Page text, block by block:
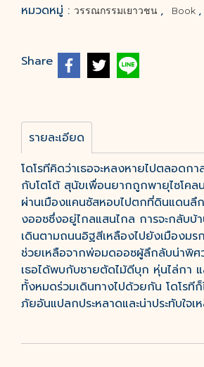
หมวดหมู่ : วรรณกรรมเยาวชน , Book ,
Share
รายละเอียด
โดโรทีคิดว่าเธอจะหลงหายไปตลอดกา
กับโตโต้ สุนัขเพื่อนยากถูกพายุไซโค
ผ่านเมืองแคนซัสหอบไปตกที่ดินแดนลึ
งออซซึ่งอยู่ไกลแสนไกล การจะกลับบ้
เดินตามถนนอิฐสีเหลืองไปยังเมืองม
ช่วยเหลือจากพ่อมดออซผู้ลึกลับน่าพิศ
เธอได้พบกับชายตัดไม้ดีบุก หุ่นไล่กา
ทั้งหมดร่วมเดินทางไปด้วยกัน โดโร
ภัยอันแปลกประหลาดและน่าประทับใจเ